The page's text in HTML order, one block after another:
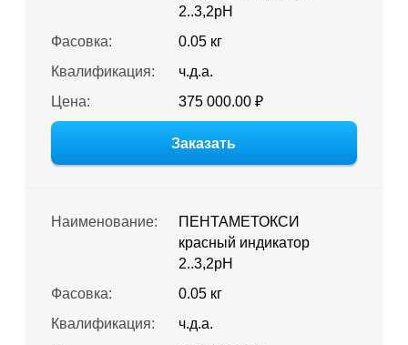
2..3,2pH
Фасовка:
0.05 кг
Квалификация:
ч.д.а.
Цена:
375 000.00 ₽
Заказать
Наименование:
ПЕНТАМЕТОКСИ
красный индикатор
2..3,2pH
Фасовка:
0.05 кг
Квалификация:
ч.д.а.